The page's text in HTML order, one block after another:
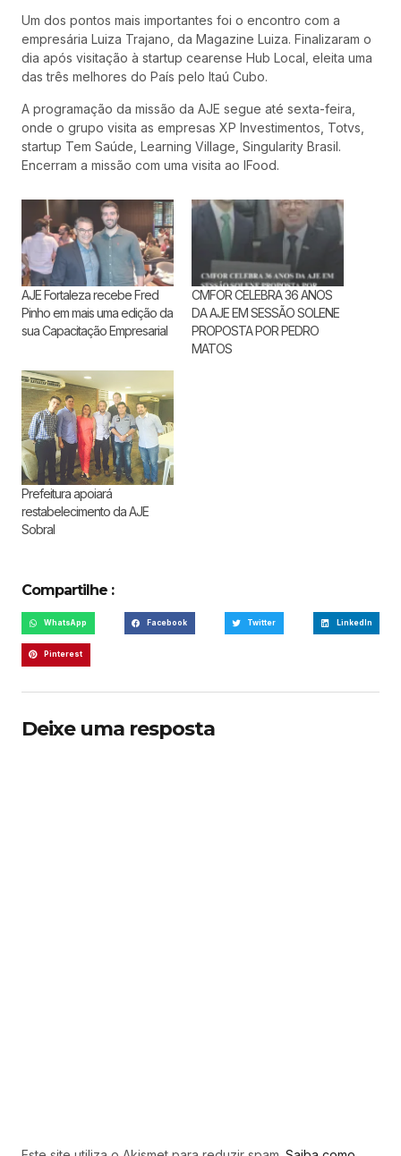
Um dos pontos mais importantes foi o encontro com a
empresária Luiza Trajano, da Magazine Luiza. Finalizaram o
dia após visitação à startup cearense Hub Local, eleita uma
das três melhores do País pelo Itaú Cubo.
A programação da missão da AJE segue até sexta-feira,
onde o grupo visita as empresas XP Investimentos, Totvs,
startup Tem Saúde, Learning Village, Singularity Brasil.
Encerram a missão com uma visita ao IFood.
AJE Fortaleza recebe Fred
Pinho em mais uma edição da
sua Capacitação Empresarial
CMFOR CELEBRA 36 ANOS
DA AJE EM SESSÃO SOLENE
PROPOSTA POR PEDRO
MATOS
Prefeitura apoiará
restabelecimento da AJE
Sobral
Compartilhe :
WhatsApp Facebook Twitter LinkedIn
Pinterest
Deixe uma resposta